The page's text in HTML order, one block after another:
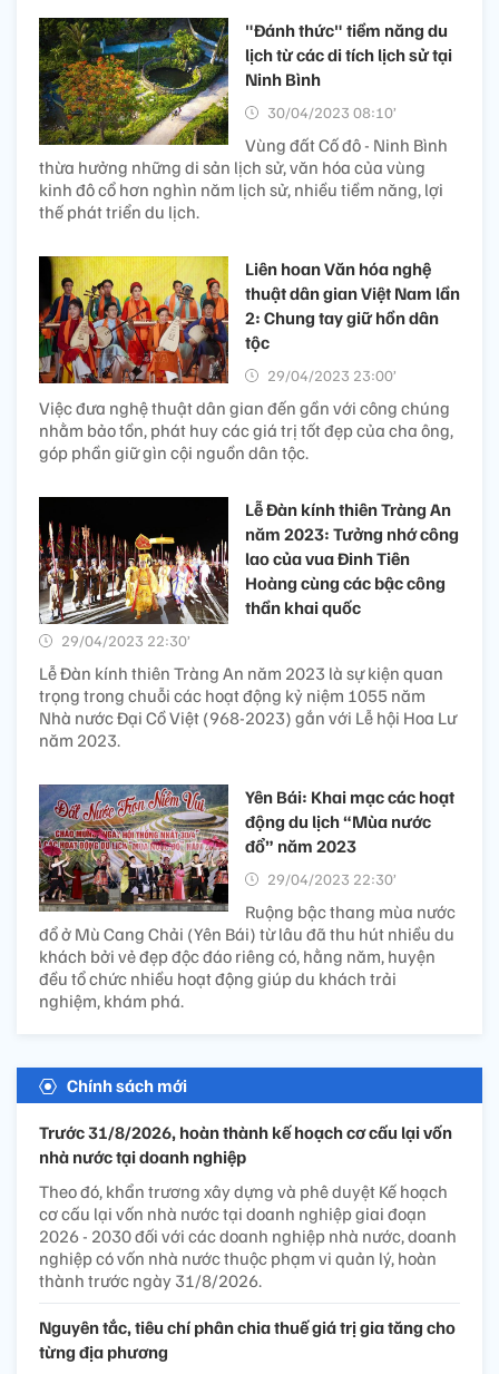
"Đánh thức" tiềm năng du
lịch từ các di tích lịch sử tại
Ninh Bình
30/04/2023 08:10’
Vùng đất Cố đô - Ninh Bình
thừa hưởng những di sản lịch sử, văn hóa của vùng
kinh đô cổ hơn nghìn năm lịch sử, nhiều tiềm năng, lợi
thế phát triển du lịch.
Liên hoan Văn hóa nghệ
thuật dân gian Việt Nam lần
2: Chung tay giữ hồn dân
tộc
29/04/2023 23:00’
Việc đưa nghệ thuật dân gian đến gần với công chúng
nhằm bảo tồn, phát huy các giá trị tốt đẹp của cha ông,
góp phần giữ gìn cội nguồn dân tộc.
Lễ Đàn kính thiên Tràng An
năm 2023: Tưởng nhớ công
lao của vua Đinh Tiên
Hoàng cùng các bậc công
thần khai quốc
29/04/2023 22:30’
Lễ Đàn kính thiên Tràng An năm 2023 là sự kiện quan
trọng trong chuỗi các hoạt động kỷ niệm 1055 năm
Nhà nước Đại Cồ Việt (968-2023) gắn với Lễ hội Hoa Lư
năm 2023.
Yên Bái: Khai mạc các hoạt
động du lịch “Mùa nước
đổ” năm 2023
29/04/2023 22:30’
Ruộng bậc thang mùa nước
đổ ở Mù Cang Chải (Yên Bái) từ lâu đã thu hút nhiều du
khách bởi vẻ đẹp độc đáo riêng có, hằng năm, huyện
đều tổ chức nhiều hoạt động giúp du khách trải
nghiệm, khám phá.
Chính sách mới
Trước 31/8/2026, hoàn thành kế hoạch cơ cấu lại vốn
nhà nước tại doanh nghiệp
Theo đó, khẩn trương xây dựng và phê duyệt Kế hoạch
cơ cấu lại vốn nhà nước tại doanh nghiệp giai đoạn
2026 - 2030 đối với các doanh nghiệp nhà nước, doanh
nghiệp có vốn nhà nước thuộc phạm vi quản lý, hoàn
thành trước ngày 31/8/2026.
Nguyên tắc, tiêu chí phân chia thuế giá trị gia tăng cho
từng địa phương